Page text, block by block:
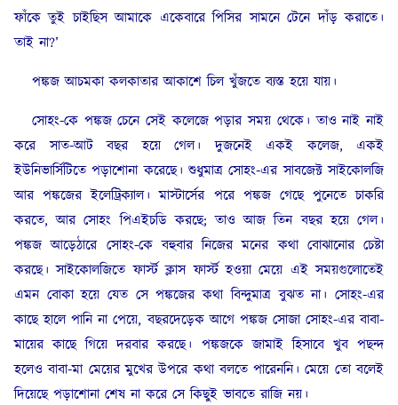
ফাঁকে তুই চাইছিস আমাকে একেবারে পিসির সামনে টেনে দাঁড় করাতে।
তাই না?’
পঙ্কজ আচমকা কলকাতার আকাশে চিল খুঁজতে ব্যস্ত হয়ে যায়।
সোহং-কে পঙ্কজ চেনে সেই কলেজে পড়ার সময় থেকে। তাও নাই নাই
করে সাত-আট বছর হয়ে গেল। দুজনেই একই কলেজ, একই
ইউনিভার্সিটিতে পড়াশোনা করেছে। শুধুমাত্র সোহং-এর সাবজেক্ট সাইকোলজি
আর পঙ্কজের ইলেট্রিক্যাল। মাস্টার্সের পরে পঙ্কজ গেছে পুনেতে চাকরি
করতে, আর সোহং পিএইচডি করছে; তাও আজ তিন বছর হয়ে গেল।
পঙ্কজ আড়েঠারে সোহং-কে বহুবার নিজের মনের কথা বোঝানোর চেষ্টা
করছে। সাইকোলজিতে ফার্স্ট ক্লাস ফার্স্ট হওয়া মেয়ে এই সময়গুলোতেই
এমন বোকা হয়ে যেত সে পঙ্কজের কথা বিন্দুমাত্র বুঝত না। সোহং-এর
কাছে হালে পানি না পেয়ে, বছরদেড়েক আগে পঙ্কজ সোজা সোহং-এর বাবা-
মায়ের কাছে গিয়ে দরবার করছে। পঙ্কজকে জামাই হিসাবে খুব পছন্দ
হলেও বাবা-মা মেয়ের মুখের উপরে কথা বলতে পারেননি। মেয়ে তো বলেই
দিয়েছে পড়াশোনা শেষ না করে সে কিছুই ভাবতে রাজি নয়।